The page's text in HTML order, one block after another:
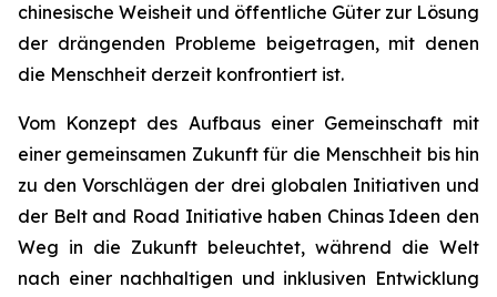
chinesische Weisheit und öffentliche Güter zur Lösung
der drängenden Probleme beigetragen, mit denen
die Menschheit derzeit konfrontiert ist.
Vom Konzept des Aufbaus einer Gemeinschaft mit
einer gemeinsamen Zukunft für die Menschheit bis hin
zu den Vorschlägen der drei globalen Initiativen und
der Belt and Road Initiative haben Chinas Ideen den
Weg in die Zukunft beleuchtet, während die Welt
nach einer nachhaltigen und inklusiven Entwicklung